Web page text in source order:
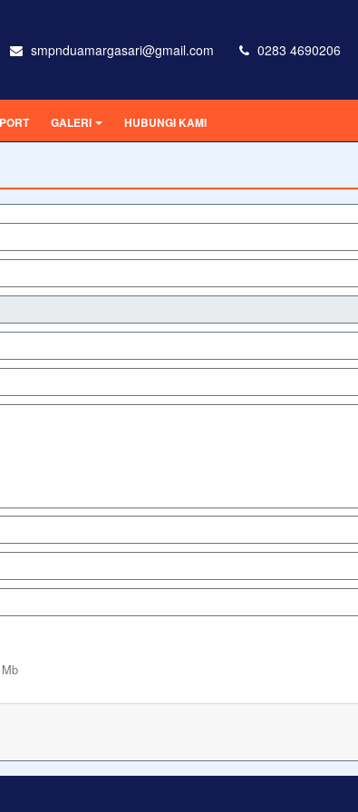
smpnduamargasari@gmail.com 0283 4690206
GALERI HUBUNGI KAMI